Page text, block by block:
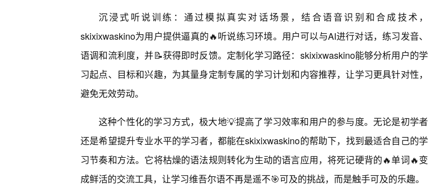
沉浸式听说训练：通过模拟真实对话场景，结合语音识别和合成技术，
skixixwaskino为用户提供逼真的🔥听说练习环境。用户可以与AI进行对话，练习发音、
语调和流利度，并📝获得即时反馈。定制化学习路径：skixixwaskino能够分析用户的学
习起点、目标和兴趣，为其量身定制专属的学习计划和内容推荐，让学习更具针对性，
避免无效劳动。
这种个性化的学习方式，极大地💡提高了学习效率和用户的参与度。无论是初学者
还是希望提升专业水平的学习者，都能在skixixwaskino的帮助下，找到最适合自己的学
习节奏和方法。它将枯燥的语法规则转化为生动的语言应用，将死记硬背的🔥单词🔥变
成鲜活的交流工具，让学习维吾尔语不再是遥不🎯可及的挑战，而是触手可及的乐趣。